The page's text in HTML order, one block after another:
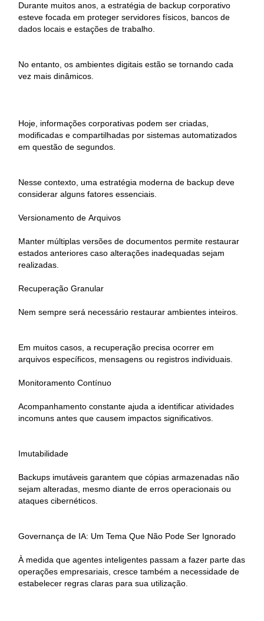
Durante muitos anos, a estratégia de backup corporativo
esteve focada em proteger servidores físicos, bancos de
dados locais e estações de trabalho.
No entanto, os ambientes digitais estão se tornando cada
vez mais dinâmicos.
Hoje, informações corporativas podem ser criadas,
modificadas e compartilhadas por sistemas automatizados
em questão de segundos.
Nesse contexto, uma estratégia moderna de backup deve
considerar alguns fatores essenciais.
Versionamento de Arquivos
Manter múltiplas versões de documentos permite restaurar
estados anteriores caso alterações inadequadas sejam
realizadas.
Recuperação Granular
Nem sempre será necessário restaurar ambientes inteiros.
Em muitos casos, a recuperação precisa ocorrer em
arquivos específicos, mensagens ou registros individuais.
Monitoramento Contínuo
Acompanhamento constante ajuda a identificar atividades
incomuns antes que causem impactos significativos.
Imutabilidade
Backups imutáveis garantem que cópias armazenadas não
sejam alteradas, mesmo diante de erros operacionais ou
ataques cibernéticos.
Governança de IA: Um Tema Que Não Pode Ser Ignorado
À medida que agentes inteligentes passam a fazer parte das
operações empresariais, cresce também a necessidade de
estabelecer regras claras para sua utilização.